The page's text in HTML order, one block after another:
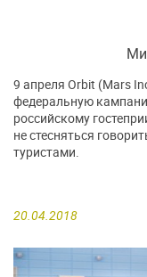
20.04.2018
9 апреля Orbit (Mars
федеральную
российскому
не стесняться
туристами.